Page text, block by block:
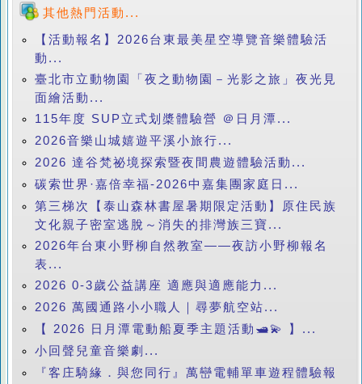
其他熱門活動...
【活動報名】2026台東最美星空導覽音樂體驗活
動...
臺北市立動物園「夜之動物園－光影之旅」夜光見
面繪活動...
115年度 SUP立式划槳體驗營 ＠日月潭...
2026音樂山城嬉遊平溪小旅行...
2026 達谷梵祕境探索暨夜間農遊體驗活動...
碳索世界·嘉倍幸福-2026中嘉集團家庭日...
第三梯次【泰山森林書屋暑期限定活動】原住民族
文化親子密室逃脫～消失的排灣族三寶...
2026年台東小野柳自然教室——夜訪小野柳報名
表...
2026 0-3歲公益講座 適應與適應能力...
2026 萬國通路小小職人｜尋夢航空站...
【 2026 日月潭電動船夏季主題活動🛥️💫 】...
小回聲兒童音樂劇...
『客庄騎緣．與您同行』萬巒電輔單車遊程體驗報